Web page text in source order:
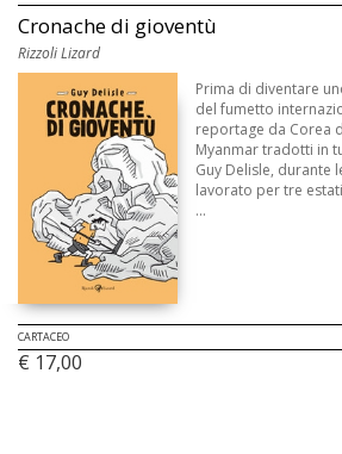
Cronache di gioventù
Rizzoli Lizard
Prima di diventare
del fumetto
reportage da Corea
Myanmar tradotti in
Guy Delisle, durante
lavorato per tre
...
CARTACEO
€ 17,00